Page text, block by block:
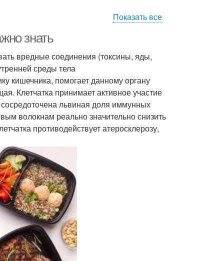
людей
Люди в повседневной
пожилых
генами
проблемами
Кресла для пожилых
людей
в кресле
Человек для удобства
Показать все
знать
вредные соединения (токсины, яды,
среды тела
кишечника, помогает данному органу
Клетчатка принимает активное участие
львиная доля иммунных
волокнам реально значительно снизить
противодействует атеросклерозу,